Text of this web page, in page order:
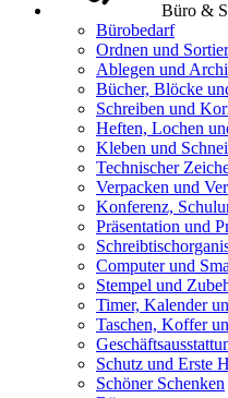
Büro &
Bürobedarf
Ordnen und
Ablegen und
Bücher, Blöcke
Schreiben und
Heften, Lochen
Kleben und
Technischer
Verpacken und
Konferenz,
Präsentation und
Computer und
Stempel und
Timer, Kalender
Taschen, Koffer
Schutz und Erste
Schöner Schenken